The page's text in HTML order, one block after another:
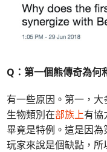
Q：第一個熊傳奇為何
有一些原因。第一，
生物類別在部族上有協
畢竟是特例。這是因
玩家來說是個缺點，